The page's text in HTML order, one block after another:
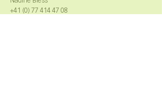
+41 (0) 77 414 47 08